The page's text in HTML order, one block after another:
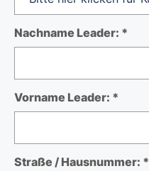
Nachname Leader: *
Vorname Leader: *
Straße / Hausnummer: *